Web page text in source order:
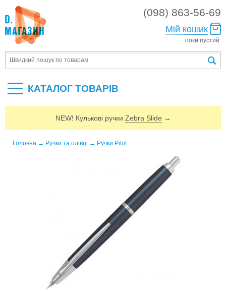
(098) 863-56-69
Мій кошик
поки пустий
КАТАЛОГ ТОВАРIВ
NEW! Кулькові ручки Zebra Slide →
Головна → Ручки та олівці → Ручки Pilot